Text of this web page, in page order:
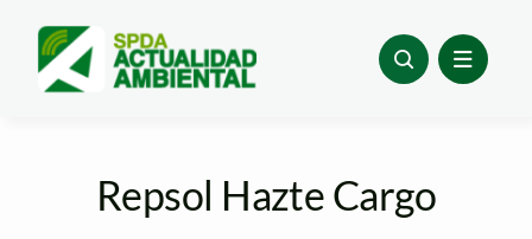
content
Repsol Hazte Cargo